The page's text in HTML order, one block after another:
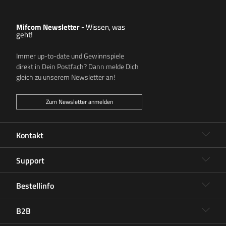
Kontakt
Support
Bestellinfo
B2B
Mifcom Newsletter-Wissen, was
geht!
Immer up-to-date und Gewinnspiele
direkt in Dein Postfach? Dann melde Dich
gleich zu unserem Newsletter an!
Zum Newsletter anmelden